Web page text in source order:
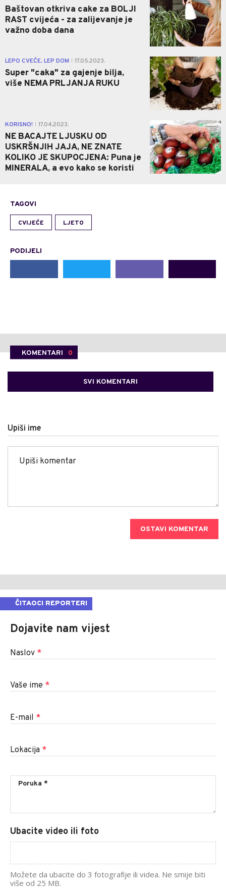
Baštovan otkriva cake za BOLJI
RAST cvijeća - za zalijevanje je
važno doba dana
LEPO CVEĆE, LEP DOM 17.05.2023.
Super "caka" za gajenje bilja,
više NEMA PRLJANJA RUKU
0
KORISNO! 17.04.2023.
NE BACAJTE LJUSKU OD
USKRŠNJIH JAJA, NE ZNATE
KOLIKO JE SKUPOCJENA: Puna je
MINERALA, a evo kako se koristi
0
TAGOVI
CVIJEĆE LJETO
PODIJELI
KOMENTARI 0
SVI KOMENTARI
Upiši ime
OSTAVI KOMENTAR
ČITAOCI REPORTERI
Dojavite nam vijest
Naslov *
Vaše ime *
E-mail *
Lokacija *
Ubacite video ili foto
Možete da ubacite do 3 fotografije ili videa. Ne smije biti
više od 25 MB.